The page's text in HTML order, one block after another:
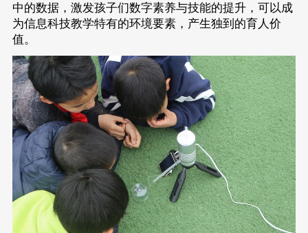
中的数据，激发孩子们数字素养与技能的提升，可以成
为信息科技教学特有的环境要素，产生独到的育人价
值。